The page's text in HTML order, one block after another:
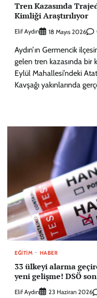
Tren Kazasında
Kimliği Araştırılıyor
Elif Aydın 18 Mayıs 2026
Aydın’ın Germencik
gelen tren kazasında bir
Eylül Mahallesi’ndeki
Kavşağı yakınlarında
EĞITIM HABER
33 ülkeyi alarma
yeni gelişme! DSÖ
Elif Aydın 23 Haziran 2026